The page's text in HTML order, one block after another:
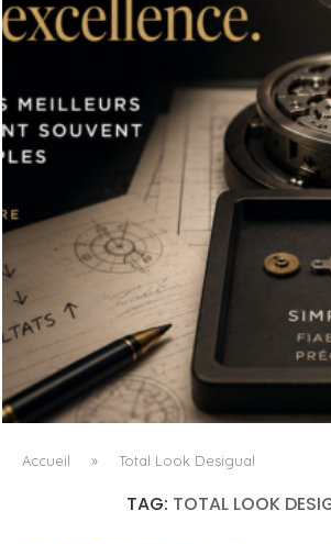
L’OBSESSION DES AGENTS IA
Accueil » Total Look Desigual
TAG: TOTAL LOOK